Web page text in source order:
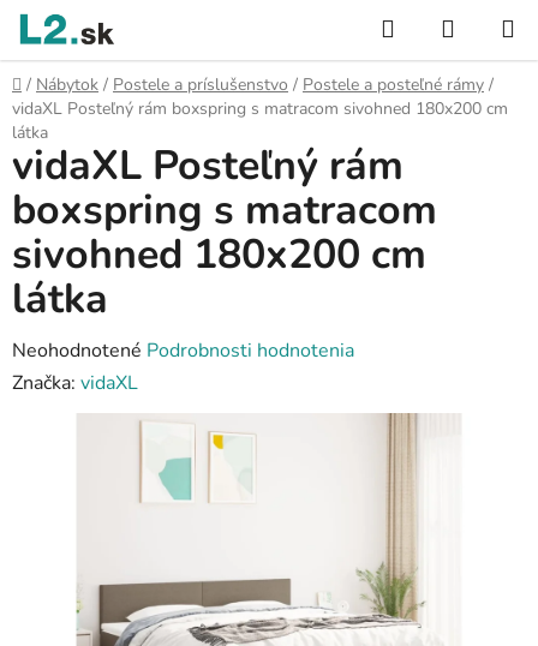
Prejsť
obsah
Hľadať
KOŠÍK
Domov
/ Nábytok / Postele a príslušenstvo / Postele a posteľné rámy /
vidaXL Posteľný rám boxspring s matracom sivohned 180x200 cm
látka
vidaXL Posteľný rám
boxspring s matracom
sivohned 180x200 cm
látka
Priemerné
hodnotenie
produktu
Neohodnotené Podrobnosti hodnotenia
Značka: vidaXL